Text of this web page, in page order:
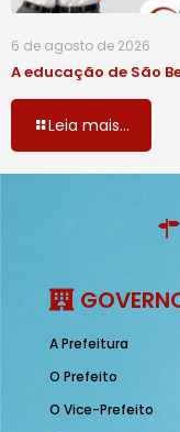
6 de agosto de 2026
A educação de São
Leia mais...
A Prefeitura
O Prefeito
O Vice-Prefeito